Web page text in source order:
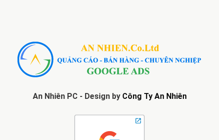
An Nhiên PC - Design by Công Ty An Nhiên